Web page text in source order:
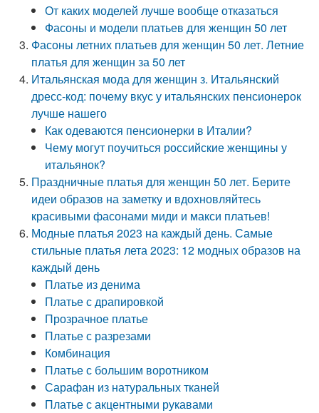
От каких моделей лучше вообще отказаться
Фасоны и модели платьев для женщин 50 лет
Фасоны летних платьев для женщин 50 лет. Летние
платья для женщин за 50 лет
Итальянская мода для женщин з. Итальянский
дресс-код: почему вкус у итальянских пенсионерок
лучше нашего
Как одеваются пенсионерки в Италии?
Чему могут поучиться российские женщины у
итальянок?
Праздничные платья для женщин 50 лет. Берите
идеи образов на заметку и вдохновляйтесь
красивыми фасонами миди и макси платьев!
Модные платья 2023 на каждый день. Самые
стильные платья лета 2023: 12 модных образов на
каждый день
Платье из денима
Платье с драпировкой
Прозрачное платье
Платье с разрезами
Комбинация
Платье с большим воротником
Сарафан из натуральных тканей
Платье с акцентными рукавами